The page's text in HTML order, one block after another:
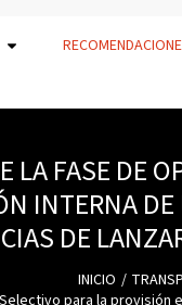
LA FASE DE
INTERNA
DE
INICIO